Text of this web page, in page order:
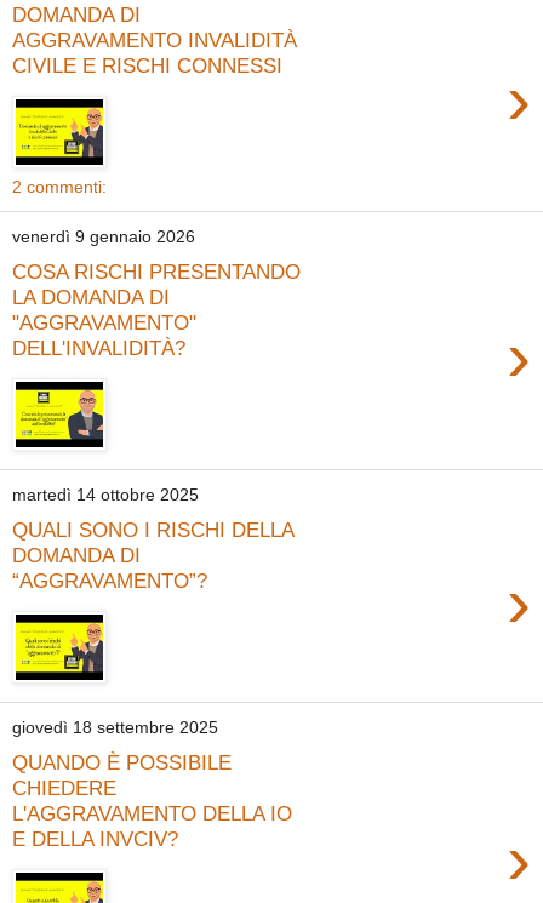
DOMANDA DI
AGGRAVAMENTO INVALIDITÀ
CIVILE E RISCHI CONNESSI
›
2 commenti:
venerdì 9 gennaio 2026
COSA RISCHI PRESENTANDO
LA DOMANDA DI
"AGGRAVAMENTO"
DELL'INVALIDITÀ?
›
martedì 14 ottobre 2025
QUALI SONO I RISCHI DELLA
DOMANDA DI
“AGGRAVAMENTO”?
›
giovedì 18 settembre 2025
QUANDO È POSSIBILE
CHIEDERE
L'AGGRAVAMENTO DELLA IO
E DELLA INVCIV?
›